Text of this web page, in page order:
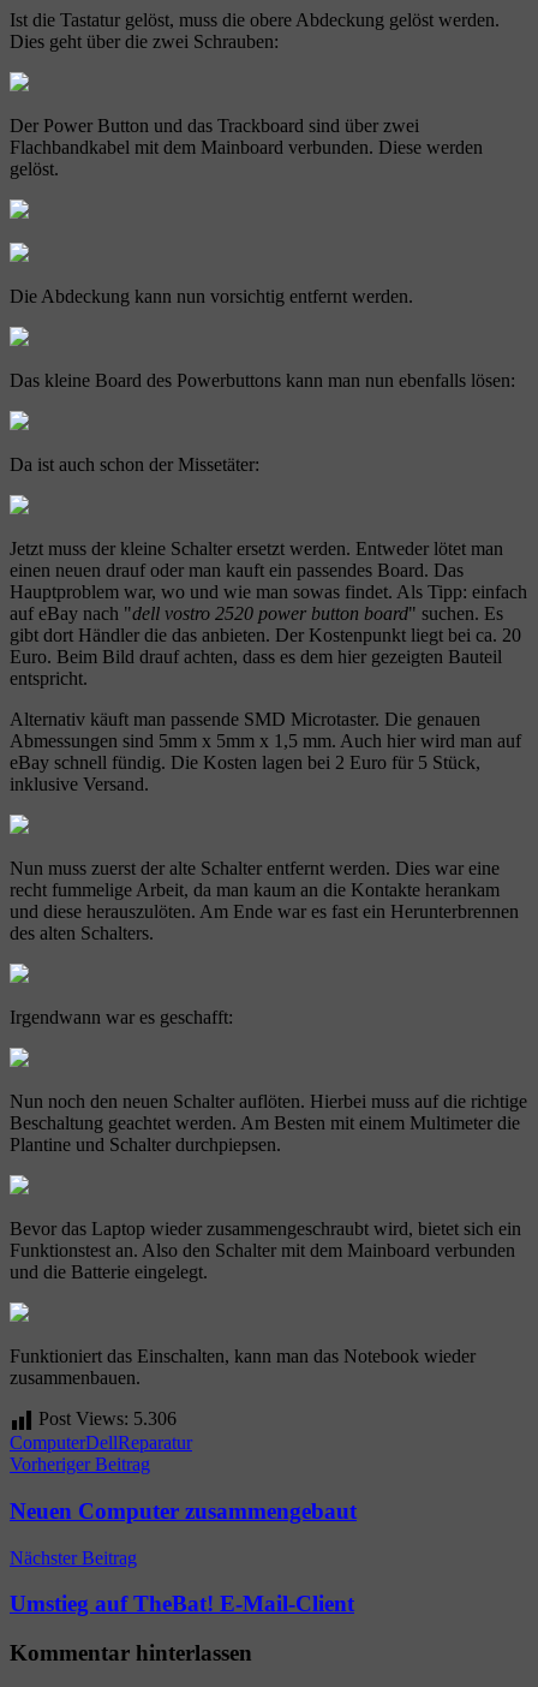
Ist die Tastatur gelöst, muss die obere Abdeckung gelöst werden.
Dies geht über die zwei Schrauben:
Der Power Button und das Trackboard sind über zwei
Flachbandkabel mit dem Mainboard verbunden. Diese werden
gelöst.
Die Abdeckung kann nun vorsichtig entfernt werden.
Das kleine Board des Powerbuttons kann man nun ebenfalls lösen:
Da ist auch schon der Missetäter:
Jetzt muss der kleine Schalter ersetzt werden. Entweder lötet man
einen neuen drauf oder man kauft ein passendes Board. Das
Hauptproblem war, wo und wie man sowas findet. Als Tipp: einfach
auf eBay nach "dell vostro 2520 power button board" suchen. Es
gibt dort Händler die das anbieten. Der Kostenpunkt liegt bei ca. 20
Euro. Beim Bild drauf achten, dass es dem hier gezeigten Bauteil
entspricht.
Alternativ käuft man passende SMD Microtaster. Die genauen
Abmessungen sind 5mm x 5mm x 1,5 mm. Auch hier wird man auf
eBay schnell fündig. Die Kosten lagen bei 2 Euro für 5 Stück,
inklusive Versand.
Nun muss zuerst der alte Schalter entfernt werden. Dies war eine
recht fummelige Arbeit, da man kaum an die Kontakte herankam
und diese herauszulöten. Am Ende war es fast ein Herunterbrennen
des alten Schalters.
Irgendwann war es geschafft:
Nun noch den neuen Schalter auflöten. Hierbei muss auf die richtige
Beschaltung geachtet werden. Am Besten mit einem Multimeter die
Plantine und Schalter durchpiepsen.
Bevor das Laptop wieder zusammengeschraubt wird, bietet sich ein
Funktionstest an. Also den Schalter mit dem Mainboard verbunden
und die Batterie eingelegt.
Funktioniert das Einschalten, kann man das Notebook wieder
zusammenbauen.
Post Views: 5.306
ComputerDellReparatur
Beitragsnavigation
Vorheriger Beitrag
Neuen Computer zusammengebaut
Nächster Beitrag
Umstieg auf TheBat! E-Mail-Client
Kommentar hinterlassen